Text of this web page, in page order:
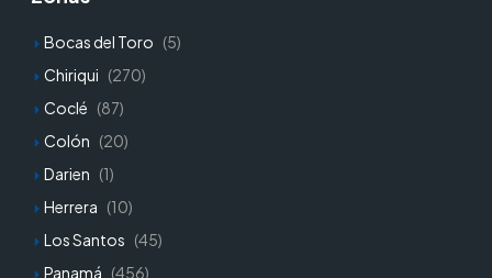
Bocas del Toro (5)
Chiriqui (270)
Coclé (87)
Colón (20)
Darien (1)
Herrera (10)
Los Santos (45)
Panamá (456)